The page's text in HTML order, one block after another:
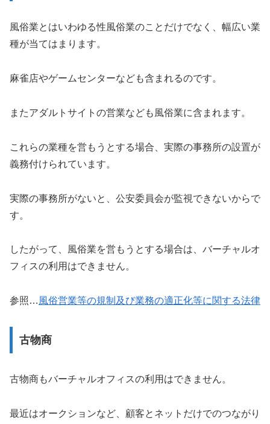
風俗業とはいわゆる性風俗業のことだけでなく、幅広い業
種が当てはまります。
麻雀店やゲームセンターなども含まれるのです。
またアダルトサイトの営業なども風俗業に含まれます。
これらの業種を営もうとする場合、実際の事務所の設置が
義務付けられています。
実際の事務所がないと、公安委員会が監視できないからで
す。
したがって、風俗業を営もうとする場合は、バーチャルオ
フィスの利用はできません。
参照… 風俗営業等の規制及び業務の適正化等に関する法律
古物商
古物商もバーチャルオフィスの利用はできません。
最近はオークションなど、顧客とネットだけでのつながり